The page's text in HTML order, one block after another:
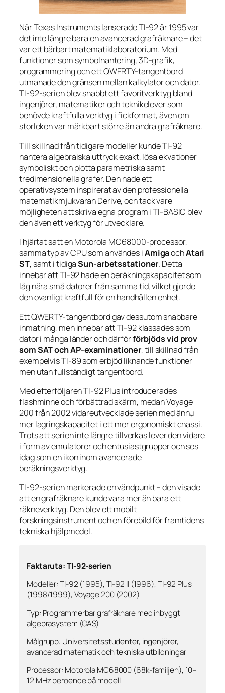
När Texas Instruments lanserade TI-92 år 1995 var
det inte längre bara en avancerad grafräknare – det
var ett bärbart matematiklaboratorium. Med
funktioner som symbolhantering, 3D-grafik,
programmering och ett QWERTY-tangentbord
utmanade den gränsen mellan kalkylator och dator.
TI-92-serien blev snabbt ett favoritverktyg bland
ingenjörer, matematiker och teknikelever som
behövde kraftfulla verktyg i fickformat, även om
storleken var märkbart större än andra grafräknare.
Till skillnad från tidigare modeller kunde TI-92
hantera algebraiska uttryck exakt, lösa ekvationer
symboliskt och plotta parametriska samt
tredimensionella grafer. Den hade ett
operativsystem inspirerat av den professionella
matematikmjukvaran Derive, och tack vare
möjligheten att skriva egna program i TI-BASIC blev
den även ett verktyg för utvecklare.
I hjärtat satt en Motorola MC68000-processor,
samma typ av CPU som användes iAmigaochAtari
ST, samt i tidigaSun-arbetsstationer. Detta
innebar att TI-92 hade en beräkningskapacitet som
låg nära små datorer från samma tid, vilket gjorde
den ovanligt kraftfull för en handhållen enhet.
Ett QWERTY-tangentbord gav dessutom snabbare
inmatning, men innebar att TI-92 klassades som
dator i många länder och därförförbjöds vid prov
som SAT och AP-examinationer, till skillnad från
exempelvis TI-89 som erbjöd liknande funktioner
men utan fullständigt tangentbord.
Med efterföljaren TI-92 Plus introducerades
flashminne och förbättrad skärm, medan Voyage
200 från 2002 vidareutvecklade serien med ännu
mer lagringskapacitet i ett mer ergonomiskt chassi.
Trots att serien inte längre tillverkas lever den vidare
i form av emulatorer och entusiastgrupper och ses
idag som en ikon inom avancerade
beräkningsverktyg.
TI-92-serien markerade en vändpunkt – den visade
att en grafräknare kunde vara mer än bara ett
räkneverktyg. Den blev ett mobilt
forskningsinstrument och en förebild för framtidens
tekniska hjälpmedel.
Faktaruta: TI-92-serien
Modeller: TI-92 (1995), TI-92 II (1996), TI-92 Plus
(1998/1999), Voyage 200 (2002)
Typ: Programmerbar grafräknare med inbyggt
algebra­system (CAS)
Målgrupp: Universitetsstudenter, ingenjörer,
avancerad matematik och tekniska utbildningar
Processor: Motorola MC68000 (68k-familjen), 10–
12 MHz beroende på modell